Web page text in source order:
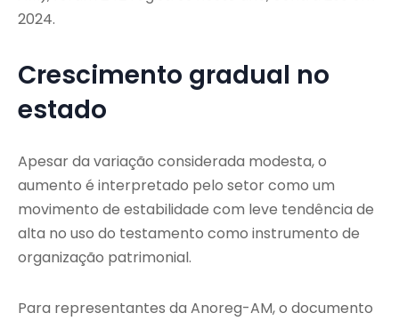
2024.
Crescimento gradual no
estado
Apesar da variação considerada modesta, o
aumento é interpretado pelo setor como um
movimento de estabilidade com leve tendência de
alta no uso do testamento como instrumento de
organização patrimonial.
Para representantes da Anoreg-AM, o documento